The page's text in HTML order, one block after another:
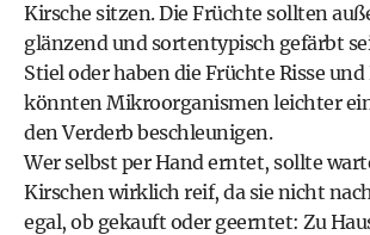
Kirsche sitzen. Die Früchte sollten
glänzend und sortentypisch gefärbt
Stiel oder haben die Früchte Risse
könnten Mikroorganismen leichter
den Verderb beschleunigen.
Wer selbst per Hand erntet, sollte
Kirschen wirklich reif, da sie nicht
egal, ob gekauft oder geerntet: Zu